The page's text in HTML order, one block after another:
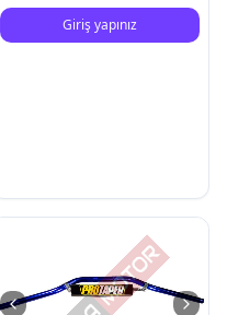
Giriş yapınız